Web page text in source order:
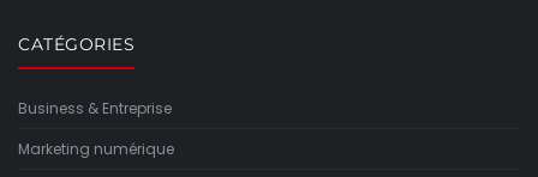
CATÉGORIES
Business & Entreprise
Marketing numérique